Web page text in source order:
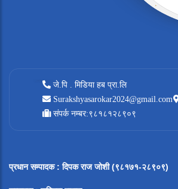
जे.पि . मिडिया हब प्रा.लि
Surakshyasarokar2024@gmail.com
संपर्क नम्बर:९८१८१२८९०९
प्रधान सम्पादक: दिपक राज जोशी (९८१७१-२८९०९)